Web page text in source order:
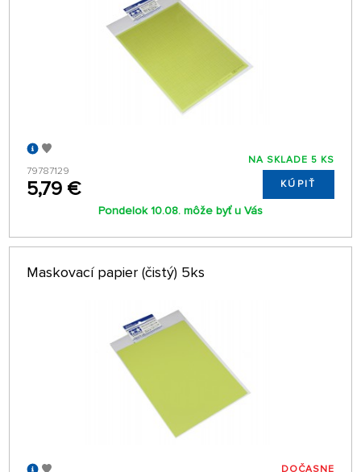
79787129
5,79 €
NA SKLADE 5 KS
KÚPIŤ
Pondelok 10.08. môže byť u Vás
Maskovací papier (čistý) 5ks
DOČASNE